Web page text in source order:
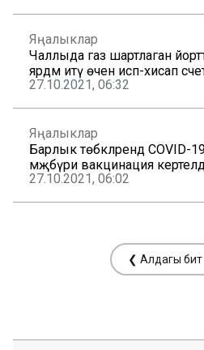
Яңалыклар
Чаллыда газ шартлаган
ярдәм итү өчен исәп-хисап
27.10.2021, 06:32
Яңалыклар
Барлык төбәкләрендә COVID-
мәҗбүри вакцинация
27.10.2021, 06:02
❮ Алдагы бит